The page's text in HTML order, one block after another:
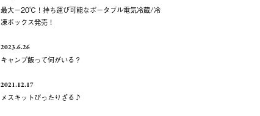
最大－20℃！持ち運び可能なポータブル電気冷蔵/冷
凍ボックス発売！
2023.6.26
キャンプ飯って何がいる？
2021.12.17
メスキットぴったりざる♪